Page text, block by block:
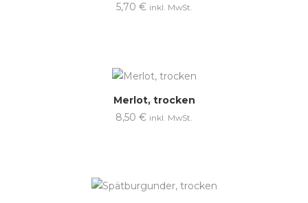
5,70 € inkl. MwSt.
Merlot, trocken
8,50 € inkl. MwSt.